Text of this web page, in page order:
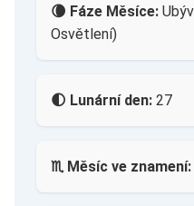
🌘 Fáze Měsíce:
Osvětlení)
🌓 Lunární den: 27
♏ Měsíc ve znamení: